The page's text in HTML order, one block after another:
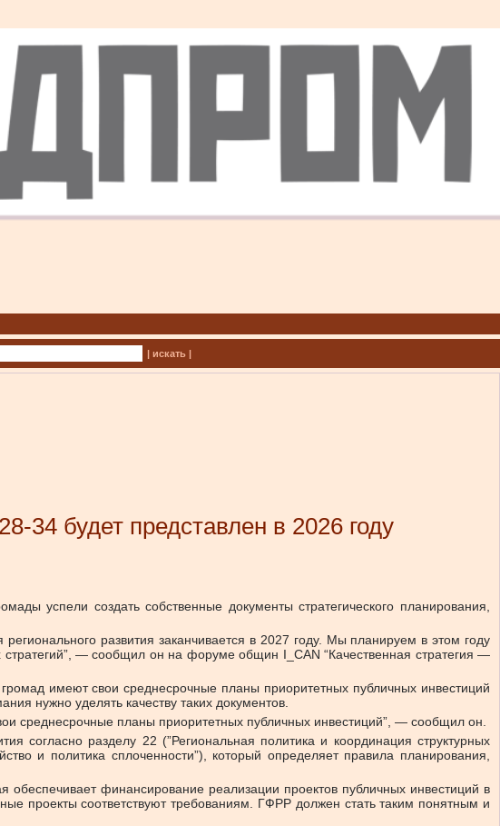
| искать |
34 будет представлен в 2026 году
успели создать собственные документы стратегического планирования,
развития заканчивается в 2027 году. Мы планируем в этом году
— сообщил он на форуме общин I_CAN “Качественная стратегия —
имеют свои среднесрочные планы приоритетных публичных инвестиций
нужно уделять качеству таких документов.
среднесрочные планы приоритетных публичных инвестиций”, — сообщил он.
согласно разделу 22 (”Региональная политика и координация структурных
и политика сплоченности”), который определяет правила планирования,
обеспечивает финансирование реализации проектов публичных инвестиций в
проекты соответствуют требованиям. ГФРР должен стать таким понятным и